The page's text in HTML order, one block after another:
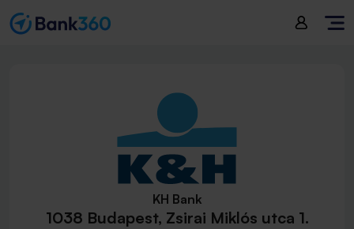
KH Bank
1038 Budapest, Zsirai Miklós utca 1.